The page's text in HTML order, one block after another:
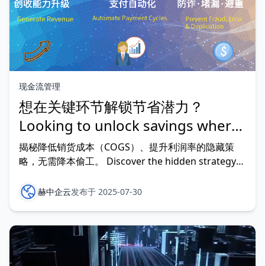
现金流管理
想在关键环节解锁节省潜力？
Looking to unlock savings where
it matters most?
揭秘降低销货成本（COGS）、提升利润率的隐藏策
略，无需降本偷工。 Discover the hidden strategy
cutting corners. 了解顶尖财务团队如何运用动态折
扣，更聪明高效地达成
赫中企云发布于 2025-07-30